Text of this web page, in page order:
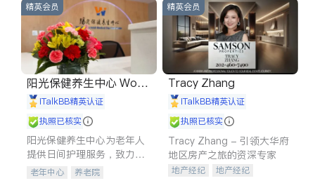
精英会员
阳光保健养生中心 World
shine
iTalkBB精英认证
执照已核实
阳光保健养生中心为老年人
提供日间护理服务，致力于
通过持续的护理创新来有效
老年中心 养老院
精英会员
Tracy Zhang
iTalkBB精英认证
执照已核实
Tracy Zhang - 引领大华府
地区房产之旅的资深专家
地产经纪
地产经纪